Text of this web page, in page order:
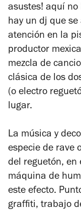
asustes! aquí
hay un dj que
atención en la
productor
mezcla de
clásica de los
(o electro
lugar.
La música y
especie de rave
del reguetón, en
máquina de
este efecto.
graffiti, trabajo